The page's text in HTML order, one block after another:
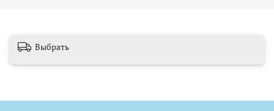
Выбрать